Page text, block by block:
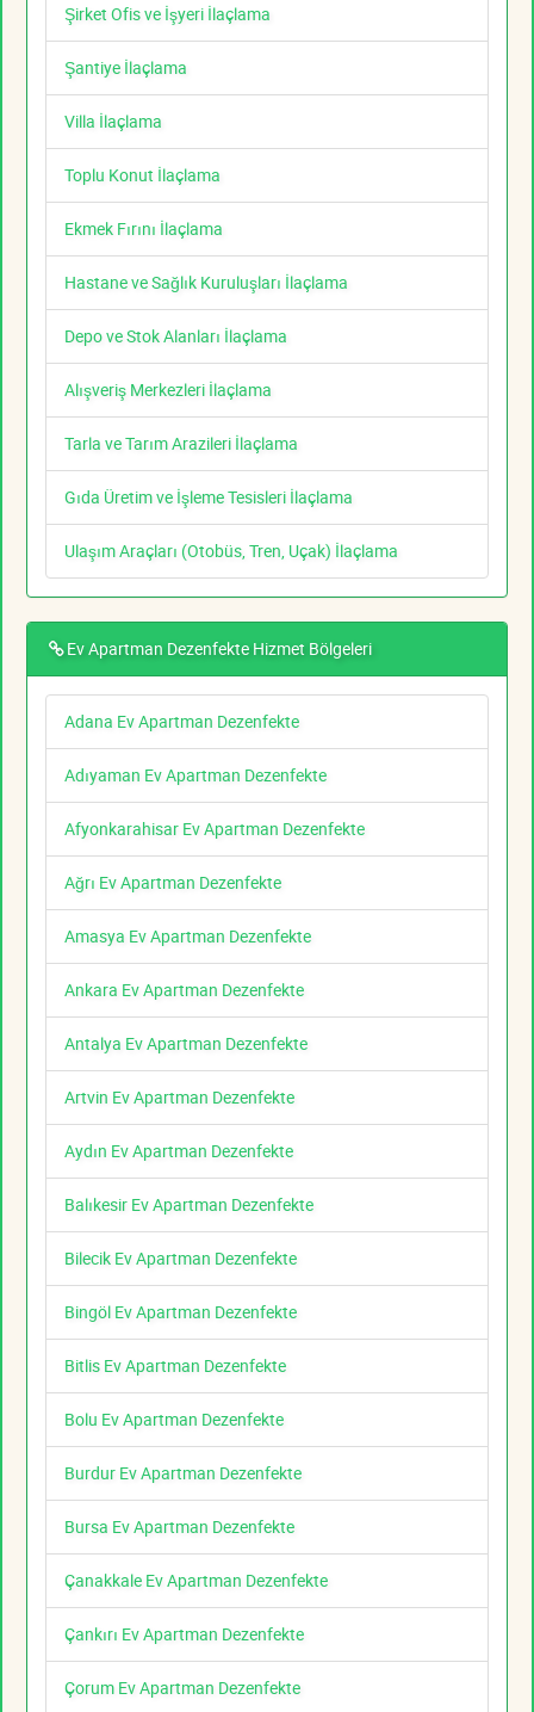
Şirket Ofis ve İşyeri İlaçlama
Şantiye İlaçlama
Villa İlaçlama
Toplu Konut İlaçlama
Ekmek Fırını İlaçlama
Hastane ve Sağlık Kuruluşları İlaçlama
Depo ve Stok Alanları İlaçlama
Alışveriş Merkezleri İlaçlama
Tarla ve Tarım Arazileri İlaçlama
Gıda Üretim ve İşleme Tesisleri İlaçlama
Ulaşım Araçları (Otobüs, Tren, Uçak) İlaçlama
Ev Apartman Dezenfekte Hizmet Bölgeleri
Adana Ev Apartman Dezenfekte
Adıyaman Ev Apartman Dezenfekte
Afyonkarahisar Ev Apartman Dezenfekte
Ağrı Ev Apartman Dezenfekte
Amasya Ev Apartman Dezenfekte
Ankara Ev Apartman Dezenfekte
Antalya Ev Apartman Dezenfekte
Artvin Ev Apartman Dezenfekte
Aydın Ev Apartman Dezenfekte
Balıkesir Ev Apartman Dezenfekte
Bilecik Ev Apartman Dezenfekte
Bingöl Ev Apartman Dezenfekte
Bitlis Ev Apartman Dezenfekte
Bolu Ev Apartman Dezenfekte
Burdur Ev Apartman Dezenfekte
Bursa Ev Apartman Dezenfekte
Çanakkale Ev Apartman Dezenfekte
Çankırı Ev Apartman Dezenfekte
Çorum Ev Apartman Dezenfekte